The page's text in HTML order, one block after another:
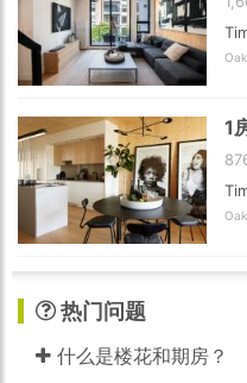
1
热门问题
什么是楼花和期房？